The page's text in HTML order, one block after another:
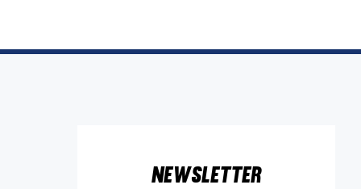
Newsletter